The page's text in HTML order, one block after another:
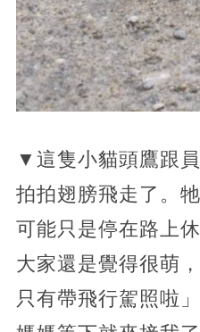
▼這隻小貓頭鷹跟
拍拍翅膀飛走了。
可能只是停在路上
大家還是覺得很萌
只有帶飛行駕照啦